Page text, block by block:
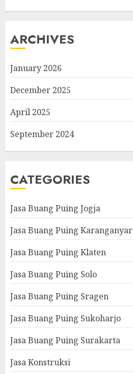
ARCHIVES
January 2026
December 2025
April 2025
September 2024
CATEGORIES
Jasa Buang Puing Jogja
Jasa Buang Puing Karanganyar
Jasa Buang Puing Klaten
Jasa Buang Puing Solo
Jasa Buang Puing Sragen
Jasa Buang Puing Sukoharjo
Jasa Buang Puing Surakarta
Jasa Konstruksi